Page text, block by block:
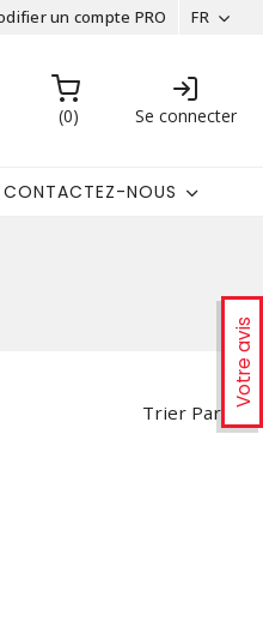
un compte PRO FR
0 Se connecter
CONTACTEZ-NOUS
Votre avis
Trier Par